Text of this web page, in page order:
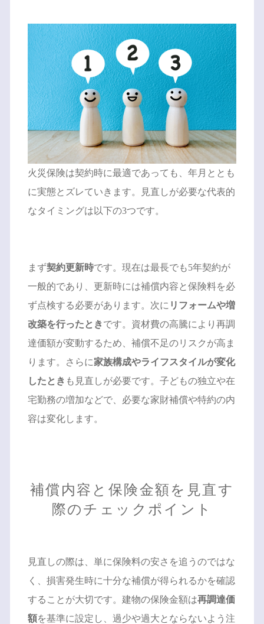
火災保険は契約時に最適であっても、年月ととも
に実態とズレていきます。見直しが必要な代表的
なタイミングは以下の3つです。
まず契約更新時です。現在は最長でも5年契約が
一般的であり、更新時には補償内容と保険料を必
ず点検する必要があります。次に リフォームや増
改築を行ったときです。資材費の高騰により再調
達価額が変動するため、補償不足のリスクが高ま
ります。さらに家族構成やライフスタイルが変化
したとき も見直しが必要です。子どもの独立や在
宅勤務の増加などで、必要な家財補償や特約の内
容は変化します。
補償内容と保険金額を見直す
際のチェックポイント
見直しの際は、単に保険料の安さを追うのではな
く、損害発生時に十分な補償が得られるかを確認
することが大切です。建物の保険金額は再調達価
額を基準に設定し、過少や過大とならないよう注